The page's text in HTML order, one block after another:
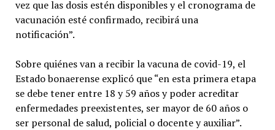
vez que las dosis estén disponibles y el cronograma de
vacunación esté confirmado, recibirá una
notificación”.
Sobre quiénes van a recibir la vacuna de covid-19, el
Estado bonaerense explicó que “en esta primera etapa
se debe tener entre 18 y 59 años y poder acreditar
enfermedades preexistentes, ser mayor de 60 años o
ser personal de salud, policial o docente y auxiliar”.